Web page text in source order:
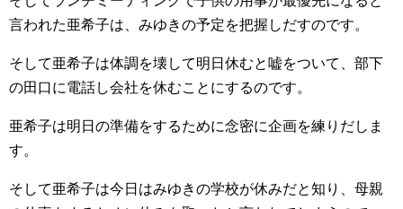
言われた亜希子は、みゆきの予定を把握しだすのです。
そして亜希子は体調を壊して明日休むと嘘をついて、部下
の田口に電話し会社を休むことにするのです。
亜希子は明日の準備をするために念密に企画を練りだしま
す。
そして亜希子は今日はみゆきの学校が休みだと知り、母親